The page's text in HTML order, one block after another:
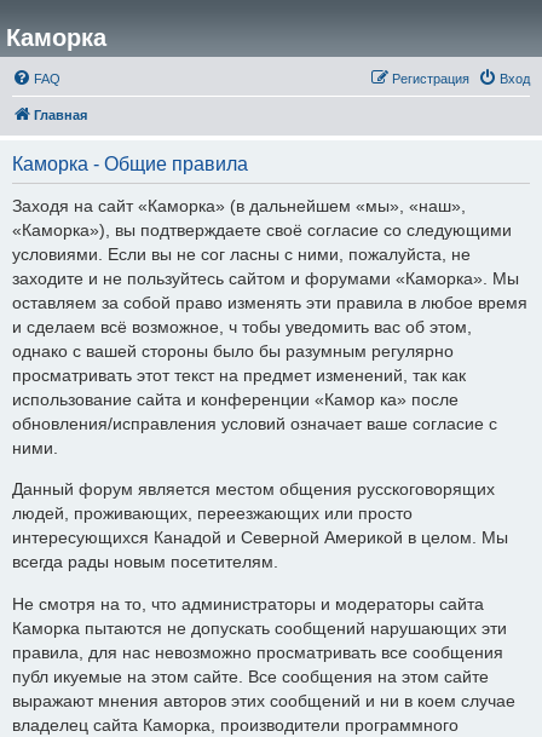
Каморка
FAQ Вход
Регистрация
Главная
Каморка - Общие правила
Заходя на сайт «Каморка» (в дальнейшем «мы», «наш»,
«Каморка»), вы подтверждаете своё согласие со следующими
условиями. Если вы не сог ласны с ними, пожалуйста, не
заходите и не пользуйтесь сайтом и форумами «Каморка». Мы
оставляем за собой право изменять эти правила в любое время
и сделаем всё возможное, ч тобы уведомить вас об этом,
однако с вашей стороны было бы разумным регулярно
просматривать этот текст на предмет изменений, так как
использование сайта и конференции «Камор ка» после
обновления/исправления условий означает ваше согласие с
ними.
Данный форум является местом общения русскоговорящих
людей, проживающих, переезжающих или просто
интересующихся Канадой и Северной Америкой в целом. Мы
всегда рады новым посетителям.
Не смотря на то, что администраторы и модераторы сайта
Каморка пытаются не допускать сообщений нарушающих эти
правила, для нас невозможно просматривать все сообщения
публ икуемые на этом сайте. Все сообщения на этом сайте
выражают мнения авторов этих сообщений и ни в коем случае
владелец сайта Каморка, производители программного